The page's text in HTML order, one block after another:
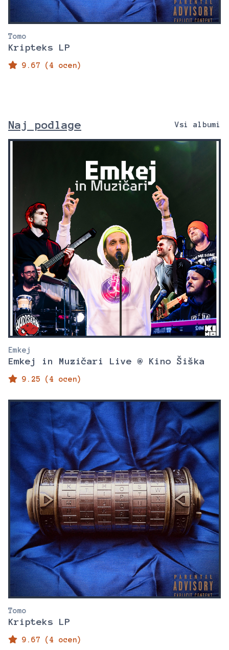
Tomo
Kripteks LP
9.67 (4 ocen)
Naj podlage Vsi albumi
Emkej
Emkej in Muzičari Live @ Kino Šiška
9.25 (4 ocen)
Tomo
Kripteks LP
9.67 (4 ocen)